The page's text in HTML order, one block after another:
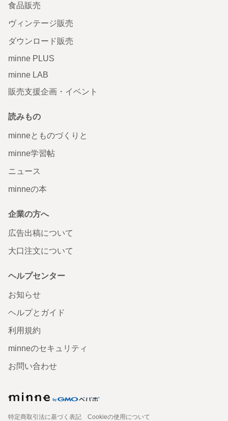
食品販売
ヴィンテージ販売
ダウンロード販売
minne PLUS
minne LAB
販売支援企画・イベント
読みもの
minneとものづくりと
minne学習帖
ニュース
minneの本
企業の方へ
広告出稿について
大口注文について
ヘルプセンター
お知らせ
ヘルプとガイド
利用規約
minneのセキュリティ
お問い合わせ
特定商取引法に基づく表記
Cookieの使用について